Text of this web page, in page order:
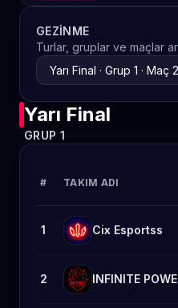
GEZINME
Turlar, gruplar ve maçlar
Yarı Final
GRUP 1
# TAKIM ADI
1 Cix Esportss
2 INFINITE